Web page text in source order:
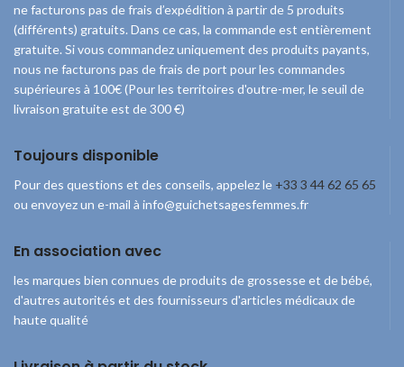
ne facturons pas de frais d’expédition à partir de 5 produits
(différents) gratuits. Dans ce cas, la commande est entièrement
gratuite. Si vous commandez uniquement des produits payants,
nous ne facturons pas de frais de port pour les commandes
supérieures à 100€ (Pour les territoires d'outre-mer, le seuil de
livraison gratuite est de 300 €)
Toujours disponible
Pour des questions et des conseils, appelez le +33 3 44 62 65 65
ou envoyez un e-mail à info@guichetsagesfemmes.fr
En association avec
les marques bien connues de produits de grossesse et de bébé,
d'autres autorités et des fournisseurs d'articles médicaux de
haute qualité